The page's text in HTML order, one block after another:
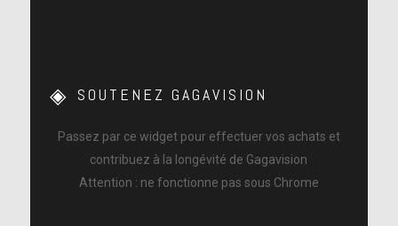
SOUTENEZ GAGAVISION
Passez par ce widget pour effectuer vos achats et
contribuez à la longévité de Gagavision
Attention : ne fonctionne pas sous Chrome